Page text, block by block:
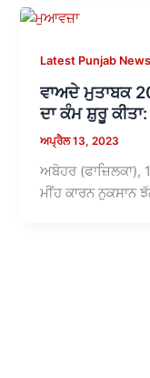
Latest Punjab
ਵਾਅਦੇ ਮੁਤਾਬਕ
ਦਾ ਕੰਮ ਸ਼ੁਰੂ
ਅਪ੍ਰੈਲ 13, 2023
ਅਬੋਹਰ (ਫਾਜ਼ਿਲਕਾ),
ਮੀਂਹ ਕਾਰਨ ਨੁਕਸਾਨ